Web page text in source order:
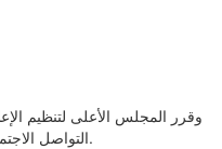
وقرر المجلس الأعلى لتنظيم
التواصل الاجتماعي، لحين انتهاء التحقيقات في الشكوى.